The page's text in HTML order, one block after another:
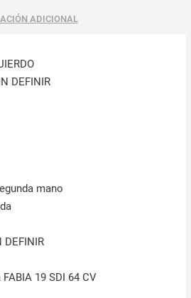
ADICIONAL
DEFINIR
mano
DEFINIR
19 SDI 64 CV